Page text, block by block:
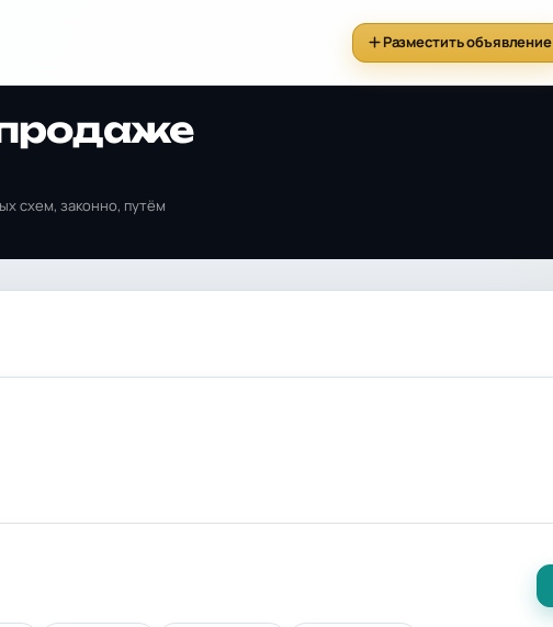
Разместить объявление
схем, законно, путём